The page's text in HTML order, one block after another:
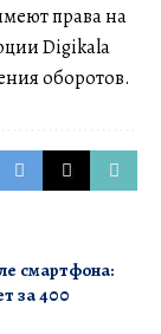
права на
Digikala
оборотов.
смартфона:
за 400